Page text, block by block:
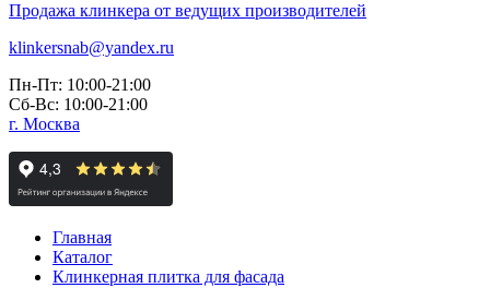
Продажа клинкера от ведущих производителей
klinkersnab@yandex.ru
Пн-Пт: 10:00-21:00
Сб-Вс: 10:00-21:00
г. Москва
Главная
Каталог
Клинкерная плитка для фасада